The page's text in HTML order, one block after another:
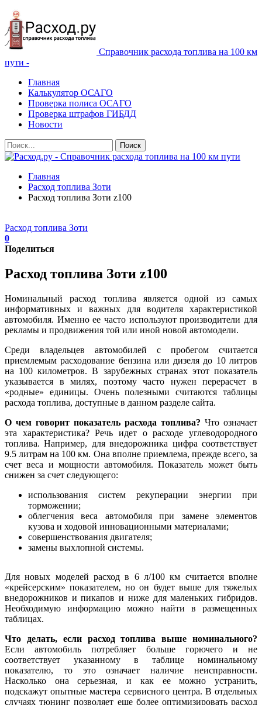
Справочник расхода топлива на 100 км
пути -
Главная
Калькулятор ОСАГО
Проверка полиса ОСАГО
Проверка штрафов ГИБДД
Новости
Главная
Расход топлива Зоти
Расход топлива Зоти z100
Расход топлива Зоти
0
Поделиться
Расход топлива Зоти z100
Номинальный расход топлива является одной из самых
информативных и важных для водителя характеристикой
автомобиля. Именно ее часто используют производители для
рекламы и продвижения той или иной новой автомодели.
Среди владельцев автомобилей с пробегом считается
приемлемым расходование бензина или дизеля до 10 литров
на 100 километров. В зарубежных странах этот показатель
указывается в милях, поэтому часто нужен перерасчет в
«родные» единицы. Очень полезными считаются таблицы
расхода топлива, доступные в данном разделе сайта.
О чем говорит показатель расхода топлива? Что означает
эта характеристика? Речь идет о расходе углеводородного
топлива. Например, для внедорожника цифра соответствует
9.5 литрам на 100 км. Она вполне приемлема, прежде всего, за
счет веса и мощности автомобиля. Показатель может быть
снижен за счет следующего:
использования систем рекуперации энергии при
торможении;
облегчения веса автомобиля при замене элементов
кузова и ходовой инновационными материалами;
совершенствования двигателя;
замены выхлопной системы.
Для новых моделей расход в 6 л/100 км считается вполне
«крейсерским» показателем, но он будет выше для тяжелых
внедорожников и пикапов и ниже для маленьких гибридов.
Необходимую информацию можно найти в размещенных
таблицах.
Что делать, если расход топлива выше номинального?
Если автомобиль потребляет больше горючего и не
соответствует указанному в таблице номинальному
показателю, то это означает наличие неисправности.
Насколько она серьезная, и как ее можно устранить,
подскажут опытные мастера сервисного центра. В отдельных
случаях тюнинг позволяет еще более оптимизировать расход